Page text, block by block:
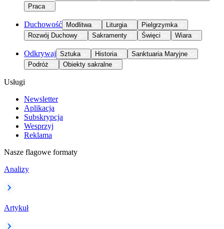
Praca
Duchowość Modlitwa Liturgia
Pielgrzymka
Rozwój Duchowy
Sakramenty Święci Wiara
Odkrywaj Sztuka Historia
Sanktuaria Maryjne
Podróż
Obiekty sakralne
Usługi
Newsletter
Aplikacja
Subskrypcja
Wesprzyj
Reklama
Nasze flagowe formaty
Analizy
Artykuł